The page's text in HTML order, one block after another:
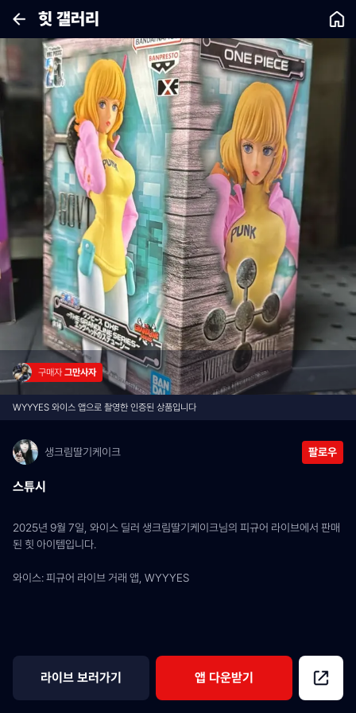
힛 갤러리
구매자 그만사자
WYYYES 와이스 앱으로 촬영한 인증된 상품입니다
생크림딸기케이크 팔로우
스튜시
2025년 9월 7일, 와이스 딜러 생크림딸기케이크님의 피규어 라이브에서 판매
된 힛 아이템입니다.
와이스: 피규어 라이브 거래 앱, WYYYES
라이브 보러가기 앱 다운받기